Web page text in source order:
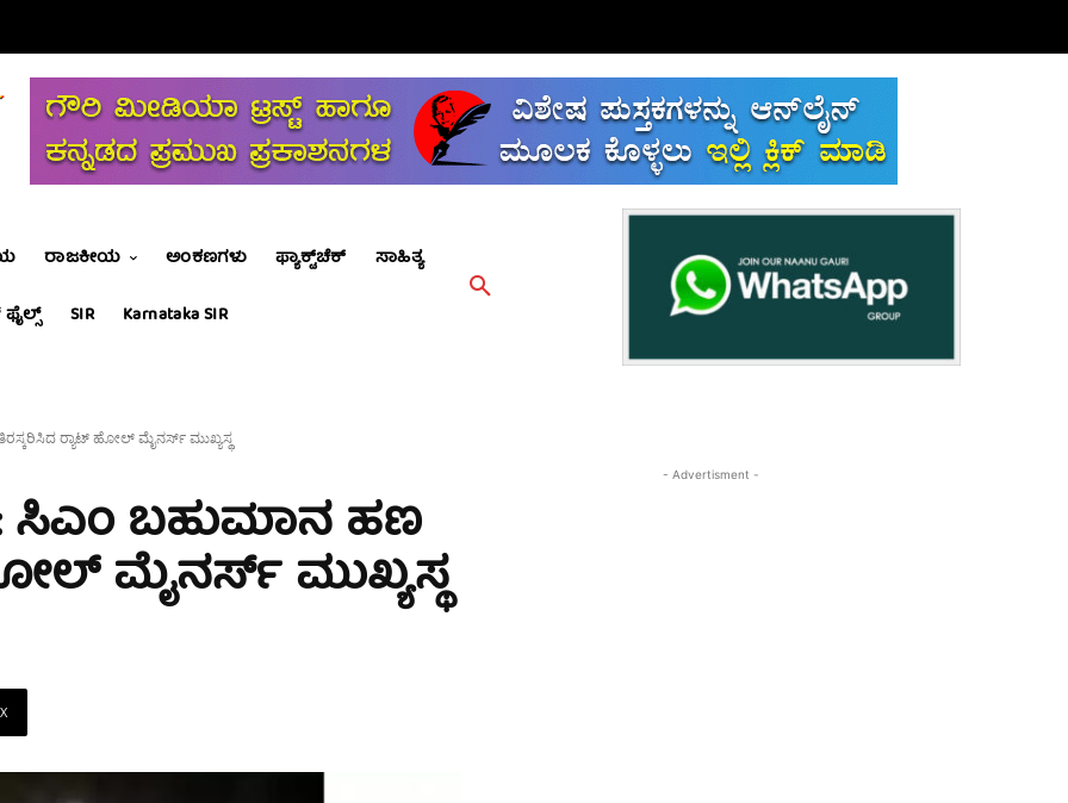
ರಾಜಕೀಯ ಅಂಕಣಗಳು ಫ್ಯಾಕ್ಟ್‌ಚೆಕ್
ಸಾಹಿತ್ಯ
SIR Karnataka SIR
ರ‍್ಯಾಟ್ ಹೋಲ್ ಮೈನರ್ಸ್‌ ಮುಖ್ಯಸ್ಥ
ಸಿಎಂ ಬಹುಮಾನ ಹಣ
ಮೈನರ್ಸ್‌ ಮುಖ್ಯಸ್ಥ
X
- Advertisment -